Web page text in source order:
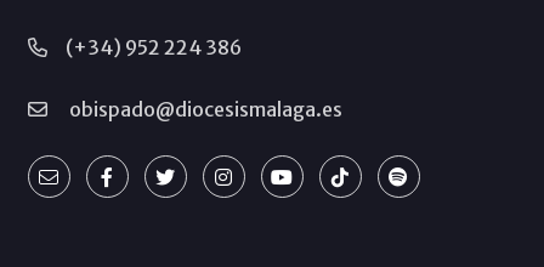
(+34) 952 224 386
obispado@diocesismalaga.es